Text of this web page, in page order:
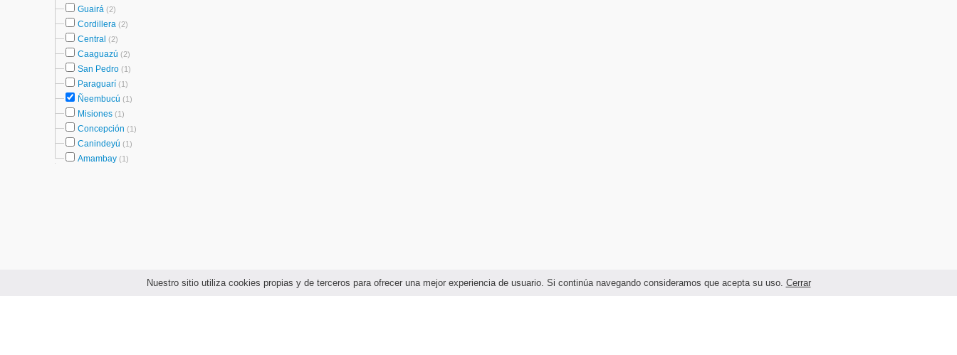
Nuestro sitio utiliza cookies propias y de terceros para ofrecer una mejor experiencia de usuario. Si continúa navegando consideramos que acepta su uso. Cerrar
Guairá (2)
Cordillera (2)
Central (2)
Caaguazú (2)
San Pedro (1)
Paraguarí (1)
Ñeembucú (1)
Misiones (1)
Concepción (1)
Canindeyú (1)
Amambay (1)